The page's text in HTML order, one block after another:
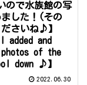
ので水族館の写
ました！(その
さいね♪】
and
photos of the
down ♪】
2022.06.30